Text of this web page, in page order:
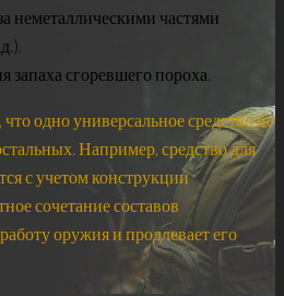
неметаллическими частями
запаха сгоревшего пороха.
одно универсальное средство не
Например, средство для
с учетом конструкции
сочетание составов
оружия и продлевает его